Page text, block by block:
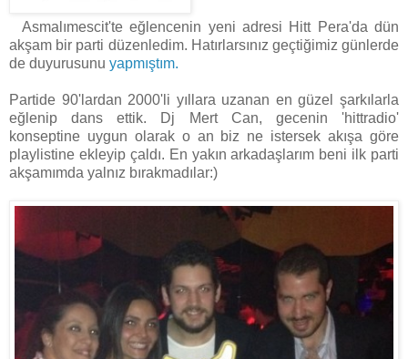
Asmalımescit'te eğlencenin yeni adresi Hitt Pera'da dün
akşam bir parti düzenledim. Hatırlarsınız geçtiğimiz günlerde
de duyurusunu yapmıştım.
Partide 90'lardan 2000'li yıllara uzanan en güzel şarkılarla
eğlenip dans ettik. Dj Mert Can, gecenin 'hittradio'
konseptine uygun olarak o an biz ne istersek akışa göre
playlistine ekleyip çaldı. En yakın arkadaşlarım beni ilk parti
akşamımda yalnız bırakmadılar:)